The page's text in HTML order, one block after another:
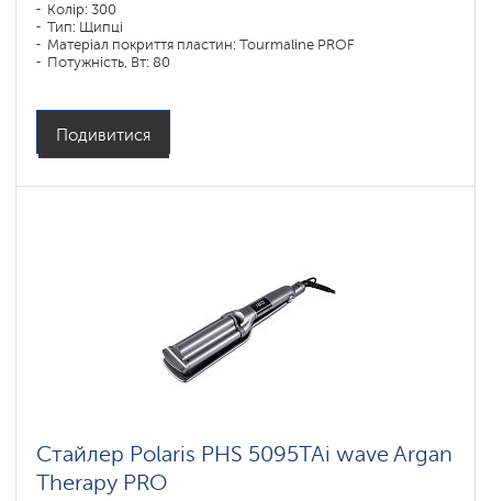
Колір: 300
Тип: Щипці
Матеріал покриття пластин: Tourmaline PROF
Потужність, Вт: 80
Подивитися
Стайлер Polaris PHS 5095TAi wave Argan
Therapy PRO